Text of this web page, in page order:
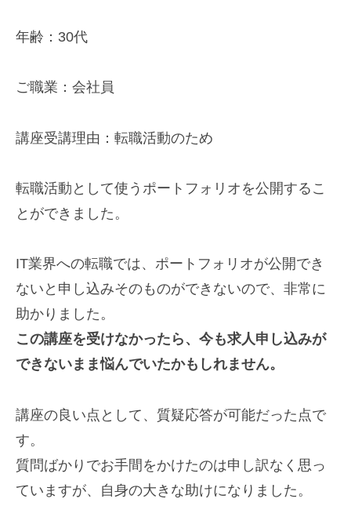
年齢：30代
ご職業：会社員
講座受講理由：転職活動のため
転職活動として使うポートフォリオを公開するこ
とができました。
IT業界への転職では、ポートフォリオが公開でき
ないと申し込みそのものができないので、非常に
助かりました。
この講座を受けなかったら、今も求人申し込みが
できないまま悩んでいたかもしれません。
講座の良い点として、質疑応答が可能だった点で
す。
質問ばかりでお手間をかけたのは申し訳なく思っ
ていますが、自身の大きな助けになりました。